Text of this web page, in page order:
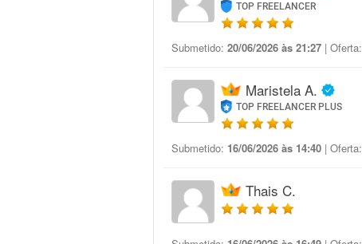
TOP FREELANCER
Submetido: 20/06/2026 às 21:27 | Oferta:
Maristela A.
TOP FREELANCER PLUS
Submetido: 16/06/2026 às 14:40 | Oferta:
Thais C.